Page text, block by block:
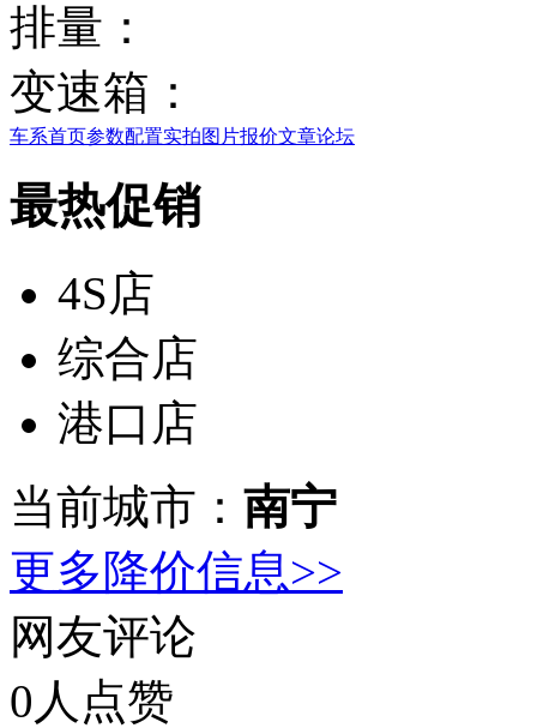
排量：
变速箱：
车系首页参数配置实拍图片报价文章论坛
最热促销
4S店
综合店
港口店
当前城市： 南宁
更多降价信息>>
网友评论
0 人点赞